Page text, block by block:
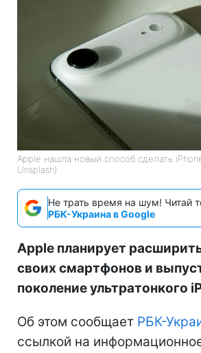
Apple нашла новый способ сделать
Unsplash)
Не трать время на шум! Читай
РБК-Украина в Google
Apple планирует
своих смартфонов и
поколение ультратонкого
Об этом сообщает РБК-
ссылкой на